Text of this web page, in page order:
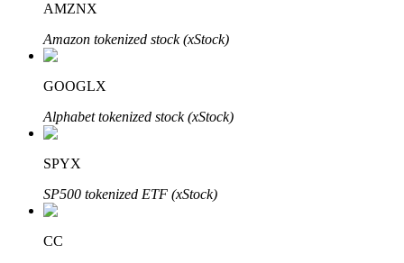
Apprenez le Staking
Découvrez comment gagner un revenu passif
Bitrue
AMZNX
Amazon tokenized stock (xStock)
GOOGLX
Alphabet tokenized stock (xStock)
SPYX
SP500 tokenized ETF (xStock)
CC